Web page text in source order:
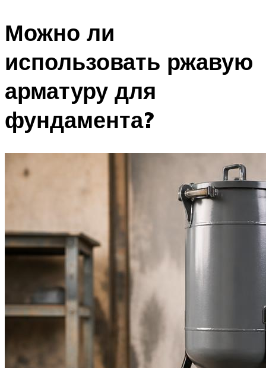
Можно ли
использовать ржавую
арматуру для
фундамента?